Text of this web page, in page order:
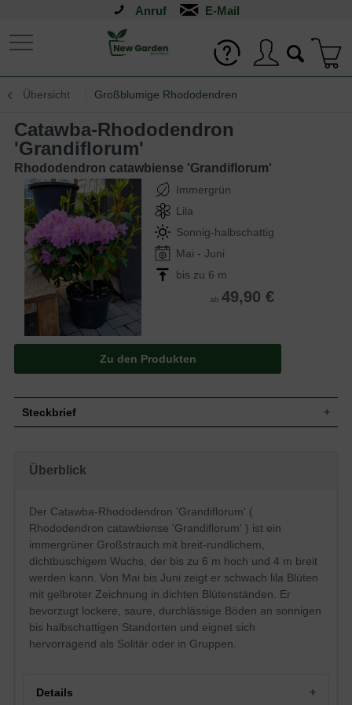
Anruf
Übersicht Großblumige Rhododendren
Catawba-Rhododendron
'Grandiflorum'
Rhododendron catawbiense 'Grandiflorum'
Immergrün
Lila
Sonnig-halbschattig
Mai - Juni
bis zu 6 m
ab 49,90 €
Zu den Produkten
Steckbrief
Blatt
Immergrün, breit-elliptisch, am Ende
zugespitzt, glattrandig, leicht nach oben
gewölbt, dunkelgrün glänzend, bis zu 15
cm lang
Frucht
Kapselfrucht
Schwach lila Blüten mit gelbroter
Zeichnung, glockenartig, bis zu 5 cm groß
Blütezeit
Mai bis Juni
Rinde
Braun
Wurzeln
Flachwurzler
Standort
Überblick
Der Catawba-Rhododendron 'Grandiflorum' (
Rhododendron catawbiense 'Grandiflorum' ) ist ein
immergrüner Großstrauch mit breit-rundlichem,
dichtbuschigem Wuchs, der bis zu 6 m hoch und 4 m breit
werden kann. Von Mai bis Juni zeigt er schwach lila Blüten
mit gelbroter Zeichnung in dichten Blütenständen. Er
bevorzugt lockere, saure, durchlässige Böden an sonnigen
bis halbschattigen Standorten und eignet sich
hervorragend als Solitär oder in Gruppen.
Details